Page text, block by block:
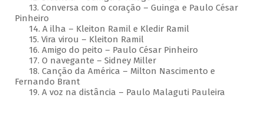
13. Conversa com o coração – Guinga e Paulo César
Pinheiro
14. A ilha – Kleiton Ramil e Kledir Ramil
15. Vira virou – Kleiton Ramil
16. Amigo do peito – Paulo César Pinheiro
17. O navegante – Sidney Miller
18. Canção da América – Milton Nascimento e
Fernando Brant
19. A voz na distância – Paulo Malaguti Pauleira